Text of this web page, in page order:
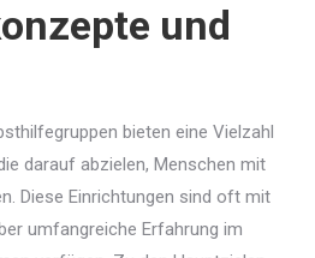
und
bieten eine Vielzahl
darauf abzielen, Menschen mit
Diese Einrichtungen sind oft mit
umfangreiche Erfahrung im